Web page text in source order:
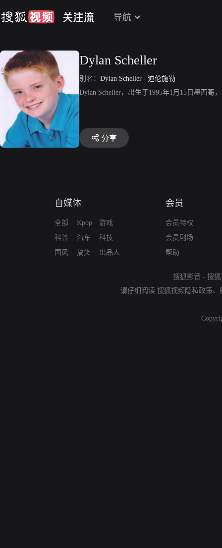
导航
Dylan Scheller
别名： Dylan Scheller / 迪伦施勒
Dylan Scheller，出生于1995年1月15日墨西
分享
自媒体
全部
科普
国风
Kpop
汽车
搞笑
游戏
科技
出品人
会员
会员特权
会员剧场
帮助
搜狐影音 - 搜
请仔细阅读 搜狐视频隐私政策、